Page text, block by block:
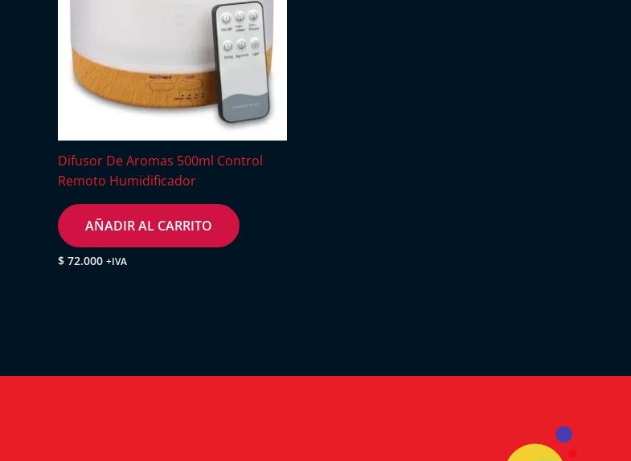
Difusor De Aromas 500ml Control
Remoto Humidificador
AÑADIR AL CARRITO
$ 72.000 +IVA